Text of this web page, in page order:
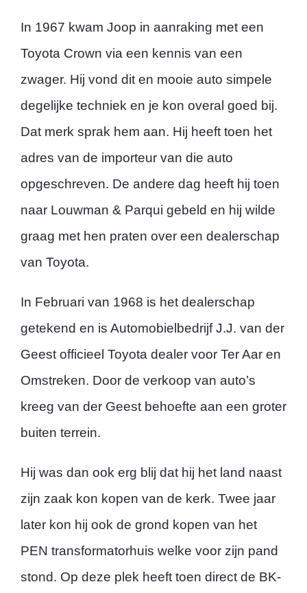
In 1967 kwam Joop in aanraking met een
Toyota Crown via een kennis van een
zwager. Hij vond dit en mooie auto simpele
degelijke techniek en je kon overal goed bij.
Dat merk sprak hem aan. Hij heeft toen het
adres van de importeur van die auto
opgeschreven. De andere dag heeft hij toen
naar Louwman & Parqui gebeld en hij wilde
graag met hen praten over een dealerschap
van Toyota.
In Februari van 1968 is het dealerschap
getekend en is Automobielbedrijf J.J. van der
Geest officieel Toyota dealer voor Ter Aar en
Omstreken. Door de verkoop van auto’s
kreeg van der Geest behoefte aan een groter
buiten terrein.
Hij was dan ook erg blij dat hij het land naast
zijn zaak kon kopen van de kerk. Twee jaar
later kon hij ook de grond kopen van het
PEN transformatorhuis welke voor zijn pand
stond. Op deze plek heeft toen direct de BK-